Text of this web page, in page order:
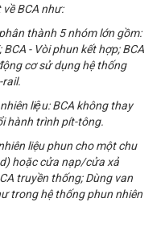
BCA như:
thành 5 nhóm lớn gồm:
- Vòi phun kết hợp; BCA
cơ sử dụng hệ thống
rail.
liệu: BCA không thay
hành trình pít-tông.
liệu phun cho một chu
hoặc cửa nạp/cửa xả
truyền thống; Dùng van
trong hệ thống phun nhiên